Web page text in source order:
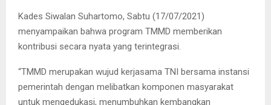
Kades Siwalan Suhartomo, Sabtu (17/07/2021)
menyampaikan bahwa program TMMD memberikan
kontribusi secara nyata yang terintegrasi.
“TMMD merupakan wujud kerjasama TNI bersama instansi
pemerintah dengan melibatkan komponen masyarakat
untuk mengedukasi, menumbuhkan kembangkan